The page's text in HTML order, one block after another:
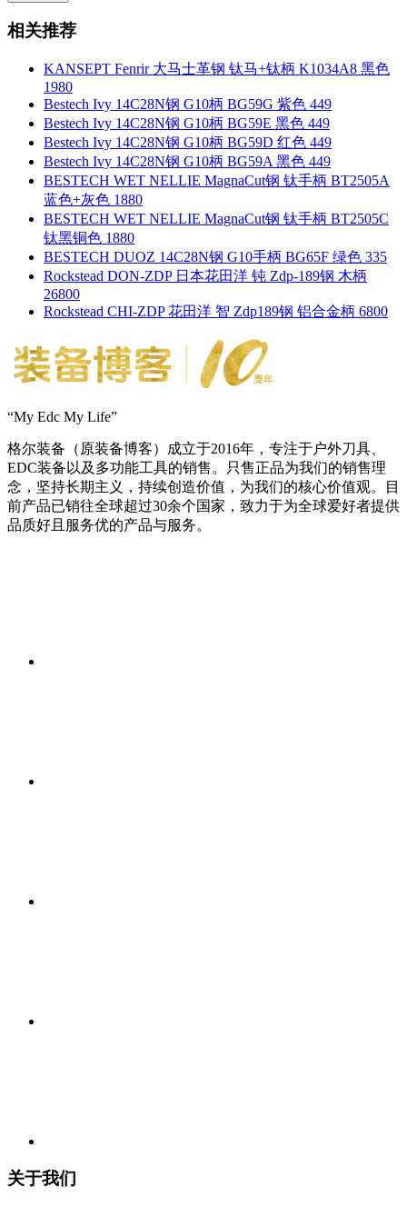
相关推荐
KANSEPT Fenrir 大马士革钢 钛马+钛柄 K1034A8 黑色
1980
Bestech Ivy 14C28N钢 G10柄 BG59G 紫色 449
Bestech Ivy 14C28N钢 G10柄 BG59E 黑色 449
Bestech Ivy 14C28N钢 G10柄 BG59D 红色 449
Bestech Ivy 14C28N钢 G10柄 BG59A 黑色 449
BESTECH WET NELLIE MagnaCut钢 钛手柄 BT2505A
蓝色+灰色 1880
BESTECH WET NELLIE MagnaCut钢 钛手柄 BT2505C
钛黑铜色 1880
BESTECH DUOZ 14C28N钢 G10手柄 BG65F 绿色 335
Rockstead DON-ZDP 日本花田洋 钝 Zdp-189钢 木柄
26800
Rockstead CHI-ZDP 花田洋 智 Zdp189钢 铝合金柄 6800
“My Edc My Life”
格尔装备（原装备博客）成立于2016年，专注于户外刀具、
EDC装备以及多功能工具的销售。只售正品为我们的销售理
念，坚持长期主义，持续创造价值，为我们的核心价值观。目
前产品已销往全球超过30余个国家，致力于为全球爱好者提供
品质好且服务优的产品与服务。
关于我们